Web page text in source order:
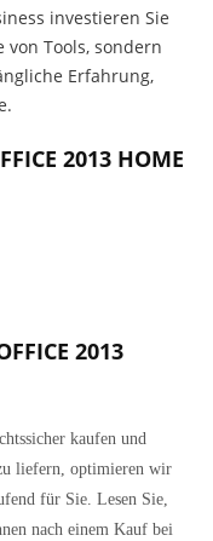
investieren Sie
Tools, sondern
Erfahrung,
2013 HOME
2013
kaufen und
liefern, optimieren wir
für Sie. Lesen Sie,
nach einem Kauf bei